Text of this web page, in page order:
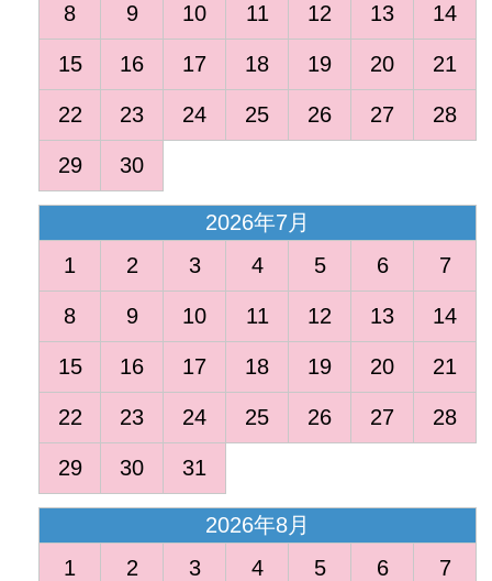
8 9 10 11 12 13 14
15 16 17 18 19 20 21
22 23 24 25 26 27 28
29 30
2026年7月
1
2 3 4 5 6 7
8 9 10 11 12 13 14
15 16 17 18 19 20 21
22 23 24 25 26 27 28
29 30 31
2026年8月
1
2 3 4 5 6 7